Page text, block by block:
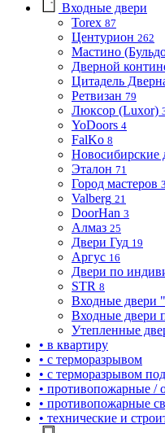
Входные двери
Torex 87
Центурион 262
Мастино
Дверной
Цитадель
Ретвизан 79
Люксор (Luxor)
YoDoors 4
FalKo 8
Новосибирские
Эталон 71
Город мастеров
Valberg 21
DoorHan 3
Алмаз 25
Двери Гуд 19
Аргус 16
Двери по
STR 8
Входные двери
Входные двери
Утепленные
• в квартиру
• с терморазрывом
• с терморазрывом
• противопожарные /
• противопожарные
• технические и